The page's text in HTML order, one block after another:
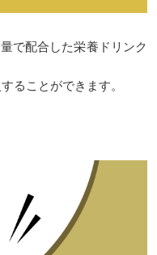
で配合した栄養ドリンク
ることができます。